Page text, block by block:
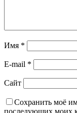
Имя *
E-mail *
Сайт
Сохранить моё
последующих моих